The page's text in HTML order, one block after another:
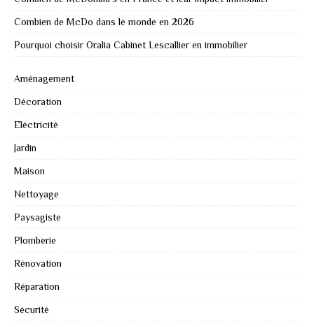
Combien de McDo dans le monde en 2026
Pourquoi choisir Oralia Cabinet Lescallier en immobilier
Aménagement
Décoration
Eléctricité
Jardin
Maison
Nettoyage
Paysagiste
Plomberie
Rénovation
Réparation
Sécurité